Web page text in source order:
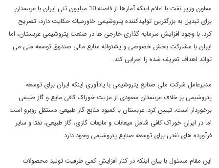
معاون وزیر نفت با اعلام اینکه آمارها از فاصله 10 میلیون تنی ایران با عربستان
برای تبدیل به بزرگترین تولیدکننده پتروشیمی خاورمیانه حکایت دارد، تصریح
کرد: با وجود افزایش سرمایه گذاری خارجی ها در صنعت پتروشیمی عربستان، اما
ایران با مشارکت بخش خصوصی و پشتوانه منابع مالی صندوق توسعه ملی می
تواند اهداف تعریف شده را اجرایی کند.
مدیرعامل شرکت ملی صنایع پتروشیمی با یادآوری اینکه ایران برای توسعه
پتروشیمی بر خلاف عربستان سعودی از مزیت خوراک کافی مایع و گاز طبیعی
برخوردار است، تبیین کرد: عربستان با کمبود منابع گاز طبیعی مستقل روبرو است
اما در ایران خوراک کافی شامل میعانات و مایعات گازی، گاز طبیعی، نفتا و سایر
فرآورده های نفتی برای توسعه صنایع پتروشیمی وجود دارد.
این مقام مسئول با بیان اینکه در کنار افزایش کمی ظرفیت تولید محصولات